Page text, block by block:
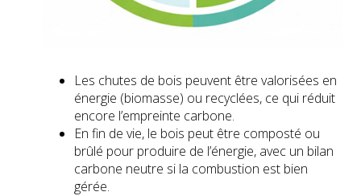
Les chutes de bois peuvent être valorisées en
énergie (biomasse) ou recyclées, ce qui réduit
encore l’empreinte carbone.
En fin de vie, le bois peut être composté ou
brûlé pour produire de l’énergie, avec un bilan
carbone neutre si la combustion est bien
gérée.